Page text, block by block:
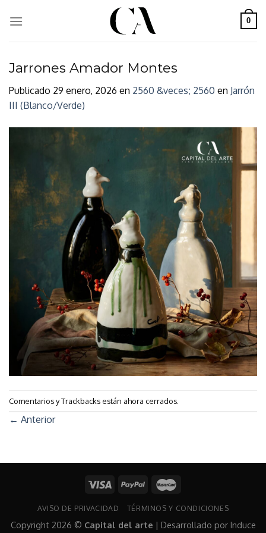
0
Jarrones Amador Montes
Publicado 29 enero, 2026 en 2560 &veces; 2560 en Jarrón
III (Blanco/Verde)
Comentarios y Trackbacks están ahora cerrados.
← Anterior
AVISO DE PRIVACIDAD TÉRMINOS Y CONDICIONES
Copyright 2026 © Capital del arte | Desarrollado por Induce